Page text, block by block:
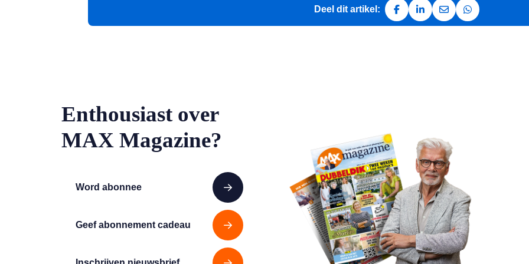
Deel dit artikel:
Deel op Facebook
Deel op LinkedIn
Deel via e-mail
Deel via
Enthousiast over
MAX Magazine?
Word abonnee
Geef abonnement cadeau